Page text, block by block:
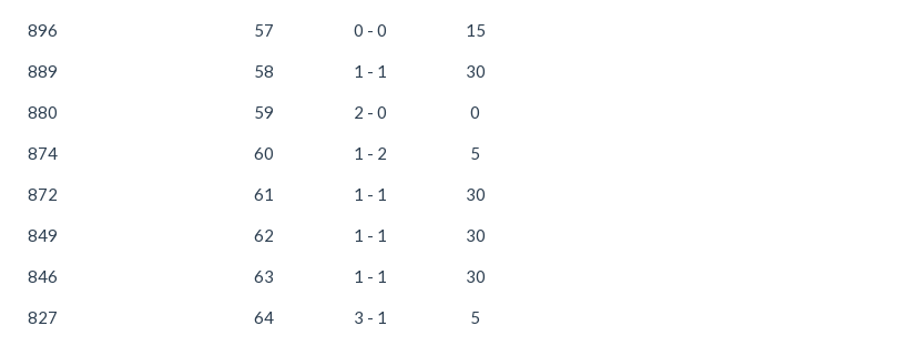
896 57 0 - 0 15
889 58 1 - 1 30
880 59 2 - 0 0
874 60 1 - 2 5
872 61 1 - 1 30
849 62 1 - 1 30
846 63 1 - 1 30
827 64 3 - 1 5